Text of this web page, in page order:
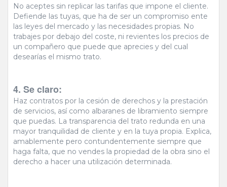
No aceptes sin replicar las tarifas que impone el cliente.
Defiende las tuyas, que ha de ser un compromiso ente
las leyes del mercado y las necesidades propias. No
trabajes por debajo del coste, ni revientes los precios de
un compañero que puede que aprecies y del cual
desearías el mismo trato.
4. Se claro:
Haz contratos por la cesión de derechos y la prestación
de servicios, así como albaranes de libramiento siempre
que puedas. La transparencia del trato redunda en una
mayor tranquilidad de cliente y en la tuya propia. Explica,
amablemente pero contundentemente siempre que
haga falta, que no vendes la propiedad de la obra sino el
derecho a hacer una utilización determinada.